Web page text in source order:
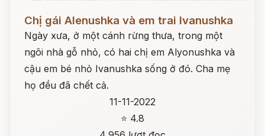
Chị gái Alenushka và em trai Ivanushka
Ngày xưa, ở một cánh rừng thưa, trong một
ngôi nhà gỗ nhỏ, có hai chị em Alyonushka và
cậu em bé nhỏ Ivanushka sống ở đó. Cha mẹ
họ đều đã chết cả.
11-11-2022
⭐ 4.8